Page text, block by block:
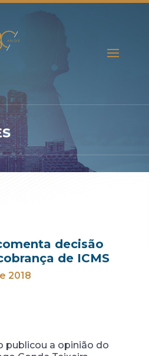
decisão
de ICMS
2018
publicou a opinião do